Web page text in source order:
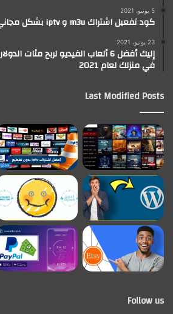
5 يونيو، 2021
كود تفعيل اشتراك m3u و iptv بشكل مجاني اكثر من 1500 كود
23 يونيو، 2021
إليك أفضل 6 ألعاب الفيديو لربح
في منزلك لعام 2021
Last Modified Posts
Follow us